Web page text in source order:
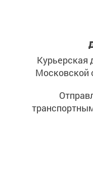
Курьерская
Московской